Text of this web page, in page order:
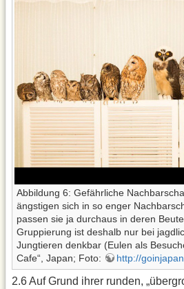
Abbildung 6: Gefährliche
ängstigen sich in so enger
passen sie ja durchaus in deren
Gruppierung ist deshalb nur bei
Jungtieren denkbar (Eulen als
Cafe“, Japan; Foto:
http://
2.6 Auf Grund ihrer runden,